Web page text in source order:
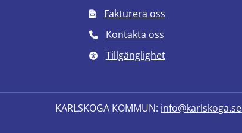
Fakturera oss
Kontakta oss
Tillgänglighet
KARLSKOGA KOMMUN: info@karlskoga.se